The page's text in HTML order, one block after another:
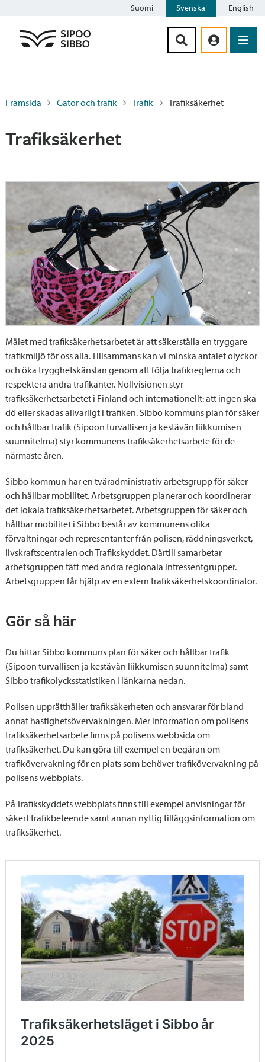
Suomi Svenska English
Framsida Gator och trafik Trafik Trafiksäkerhet
Trafiksäkerhet
Målet med trafiksäkerhetsarbetet är att säkerställa en tryggare
trafikmiljö för oss alla. Tillsammans kan vi minska antalet olyckor
och öka trygghetskänslan genom att följa trafikreglerna och
respektera andra trafikanter. Nollvisionen styr
trafiksäkerhetsarbetet i Finland och internationellt: att ingen ska
dö eller skadas allvarligt i trafiken. Sibbo kommuns plan för säker
och hållbar trafik (Sipoon turvallisen ja kestävän liikkumisen
suunnitelma) styr kommunens trafiksäkerhetsarbete för de
närmaste åren.
Sibbo kommun har en tväradministrativ arbetsgrupp för säker
och hållbar mobilitet. Arbetsgruppen planerar och koordinerar
det lokala trafiksäkerhetsarbetet. Arbetsgruppen för säker och
hållbar mobilitet i Sibbo består av kommunens olika
förvaltningar och representanter från polisen, räddningsverket,
livskraftscentralen och Trafikskyddet. Därtill samarbetar
arbetsgruppen tätt med andra regionala intressentgrupper.
Arbetsgruppen får hjälp av en extern trafiksäkerhetskoordinator.
Gör så här
Du hittar Sibbo kommuns plan för säker och hållbar trafik
(Sipoon turvallisen ja kestävän liikkumisen suunnitelma) samt
Sibbo trafikolycksstatistiken i länkarna nedan.
Polisen upprätthåller trafiksäkerheten och ansvarar för bland
annat hastighetsövervakningen. Mer information om polisens
trafiksäkerhetsarbete finns på polisens webbsida om
trafiksäkerhet. Du kan göra till exempel en begäran om
trafikövervakning för en plats som behöver trafikövervakning på
polisens webbplats.
På Trafikskyddets webbplats finns till exempel anvisningar för
säkert trafikbeteende samt annan nyttig tilläggsinformation om
trafiksäkerhet.